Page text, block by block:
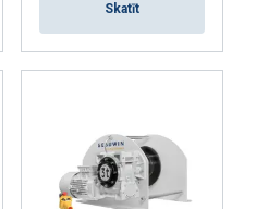
Skatīt